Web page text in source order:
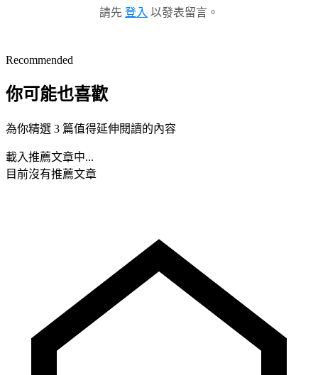
請先 登入 以發表留言。
Recommended
你可能也喜歡
為你精選 3 篇值得延伸閱讀的內容
載入推薦文章中...
目前沒有推薦文章